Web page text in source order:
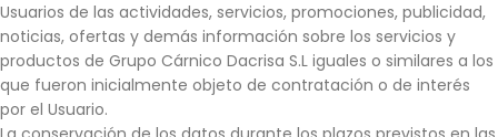
Usuarios de las actividades, servicios, promociones, publicidad,
noticias, ofertas y demás información sobre los servicios y
productos de Grupo Cárnico Dacrisa S.L iguales o similares a los
que fueron inicialmente objeto de contratación o de interés
por el Usuario.